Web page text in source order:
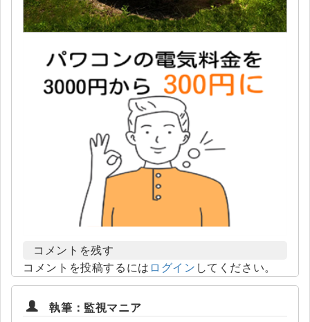
コメントを残す
コメントを投稿するには ログイン してください。
執筆：監視マニア